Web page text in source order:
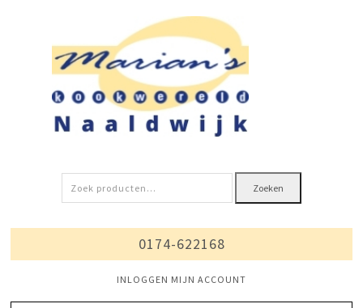
Zoeken
naar:
Zoeken
0174-622168
INLOGGEN MIJN ACCOUNT